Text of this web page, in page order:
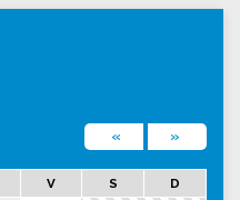
« »
V S
D